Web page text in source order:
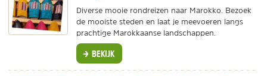
Diverse mooie rondreizen naar Marokko. Bezoek
de mooiste steden en laat je meevoeren langs
prachtige Marokkaanse landschappen.
BEKIJK